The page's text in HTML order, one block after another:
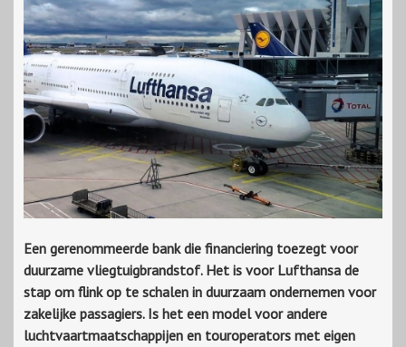
Een gerenommeerde bank die financiering toezegt voor
duurzame vliegtuigbrandstof. Het is voor Lufthansa de
stap om flink op te schalen in duurzaam ondernemen voor
zakelijke passagiers. Is het een model voor andere
luchtvaartmaatschappijen en touroperators met eigen